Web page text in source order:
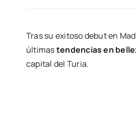
Tras su exi­to­so debut en
últi­masten­den­cias en
capi­tal del Turia.